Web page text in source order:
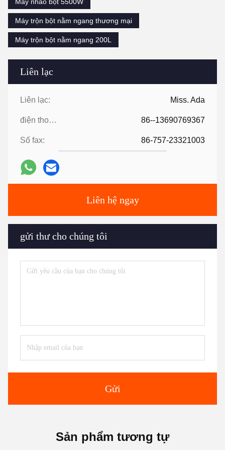
Liên lạc
Liên lạc: Miss. Ada
điện thoại: 86--13690769367
Số fax: 86-757-23321003
Liên hệ ngay
gửi thư cho chúng tôi
Gửi
Máy trộn bột nằm ngang thương mại
Máy trộn bột nằm ngang 200L
Sản phẩm tương tự